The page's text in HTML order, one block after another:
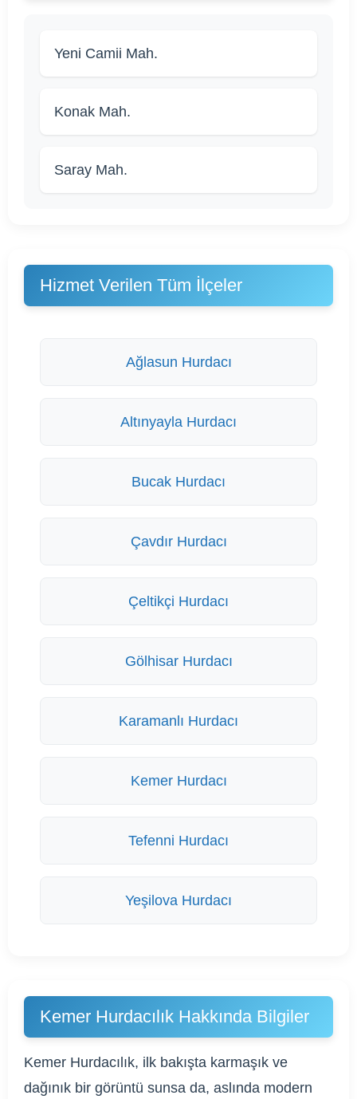
Yeni Camii Mah.
Konak Mah.
Saray Mah.
Hizmet Verilen Tüm İlçeler
Ağlasun Hurdacı
Altınyayla Hurdacı
Bucak Hurdacı
Çavdır Hurdacı
Çeltikçi Hurdacı
Gölhisar Hurdacı
Karamanlı Hurdacı
Kemer Hurdacı
Tefenni Hurdacı
Yeşilova Hurdacı
Kemer Hurdacılık Hakkında Bilgiler
Kemer Hurdacılık, ilk bakışta karmaşık ve
dağınık bir görüntü sunsa da, aslında modern